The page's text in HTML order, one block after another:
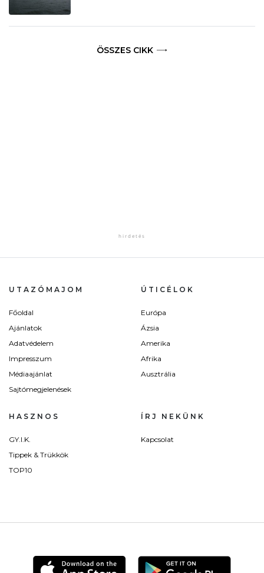
ÖSSZES CIKK
UTAZÓMAJOM
Főoldal
Ajánlatok
Adatvédelem
Impresszum
Médiaajánlat
Sajtómegjelenések
ÚTICÉLOK
Európa
Ázsia
Amerika
Afrika
Ausztrália
HASZNOS
GY.I.K.
Tippek & Trükkök
TOP10
ÍRJ NEKÜNK
Kapcsolat